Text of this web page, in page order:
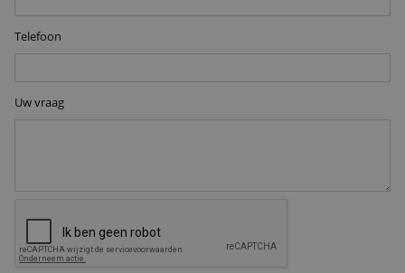
Telefoon
Uw vraag